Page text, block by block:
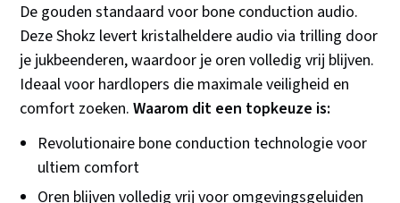
De gouden standaard voor bone conduction audio.
Deze Shokz levert kristalheldere audio via trilling door
je jukbeenderen, waardoor je oren volledig vrij blijven.
Ideaal voor hardlopers die maximale veiligheid en
comfort zoeken.Waarom dit een topkeuze is:
Revolutionaire bone conduction technologie voor
ultiem comfort
Oren blijven volledig vrij voor omgevingsgeluiden